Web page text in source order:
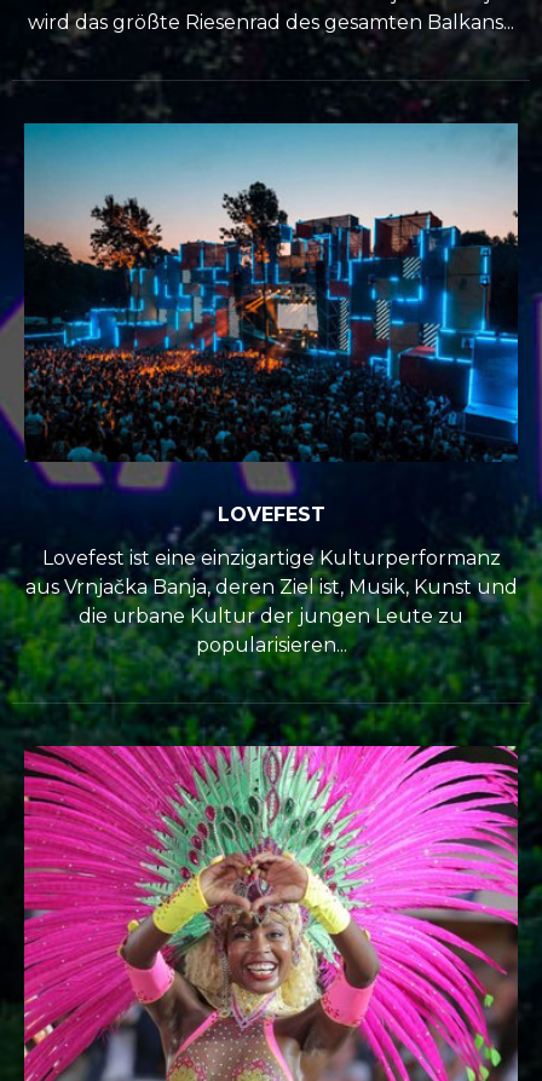
wird das größte Riesenrad des gesamten Balkans...
LOVEFEST
Lovefest ist eine einzigartige Kulturperformanz
aus Vrnjačka Banja, deren Ziel ist, Musik, Kunst und
die urbane Kultur der jungen Leute zu
popularisieren...